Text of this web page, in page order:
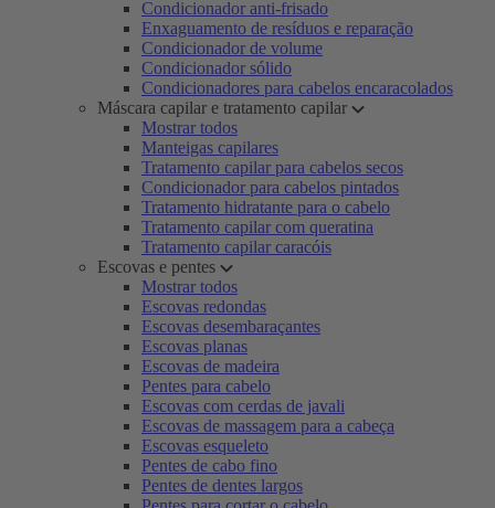
Condicionador anti-frisado
Enxaguamento de resíduos e reparação
Condicionador de volume
Condicionador sólido
Condicionadores para cabelos encaracolados
Máscara capilar e tratamento capilar
Mostrar todos
Manteigas capilares
Tratamento capilar para cabelos secos
Condicionador para cabelos pintados
Tratamento hidratante para o cabelo
Tratamento capilar com queratina
Tratamento capilar caracóis
Escovas e pentes
Mostrar todos
Escovas redondas
Escovas desembaraçantes
Escovas planas
Escovas de madeira
Pentes para cabelo
Escovas com cerdas de javali
Escovas de massagem para a cabeça
Escovas esqueleto
Pentes de cabo fino
Pentes de dentes largos